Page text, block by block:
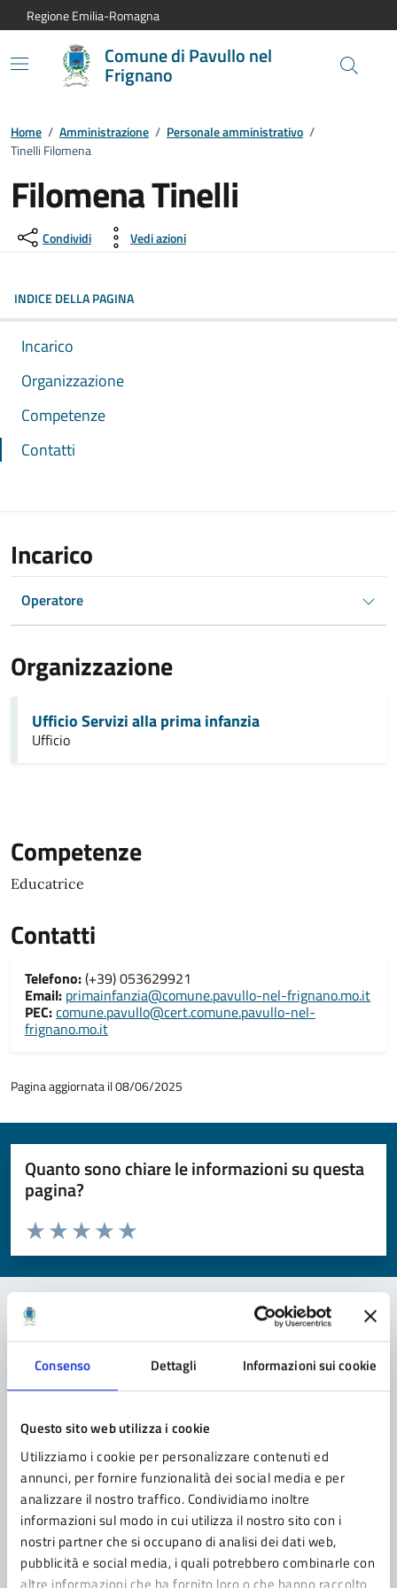
Consenso Dettagli Informazioni sui cookie
Questo sito web utilizza i cookie
Utilizziamo i cookie per personalizzare contenuti ed
annunci, per fornire funzionalità dei social media e per
analizzare il nostro traffico. Condividiamo inoltre
informazioni sul modo in cui utilizza il nostro sito con i
nostri partner che si occupano di analisi dei dati web,
pubblicità e social media, i quali potrebbero combinarle con
altre informazioni che ha fornito loro o che hanno raccolto
Vai al contenuto principale
Vai alla navigazione del sito
Vai al piede di pagina
Regione Emilia-Romagna
Comune di Pavullo nel
Frignano
Home / Amministrazione / Personale amministrativo /
Tinelli Filomena
Filomena Tinelli
Condividi Vedi azioni
INDICE DELLA PAGINA
Incarico
Organizzazione
Competenze
Contatti
Incarico
Operatore
Organizzazione
Ufficio Servizi alla prima infanzia
Ufficio
Competenze
Educatrice
Contatti
Telefono:(+39) 053629921
Email: primainfanzia@comune.pavullo-nel-frignano.mo.it
PEC:comune.pavullo@cert.comune.pavullo-nel-
frignano.mo.it
Pagina aggiornata il 08/06/2025
Quanto sono chiare le informazioni su questa
pagina?
Valuta da 1 a 5 stelle la pagina
Valuta 5 stelle su 5
Valuta 4 stelle su 5
Valuta 3 stelle su 5
Valuta 2 stelle su 5
Valuta 1 stelle su 5
Contatta il comune
Leggi le domande frequenti
Richiedi assistenza
Prenota appuntamento
Problemi in città
Segnala disservizio